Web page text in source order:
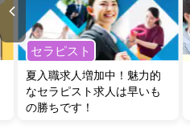
セラピスト
夏入職求人増加中！魅力的
なセラピスト求人は早いも
の勝ちです！